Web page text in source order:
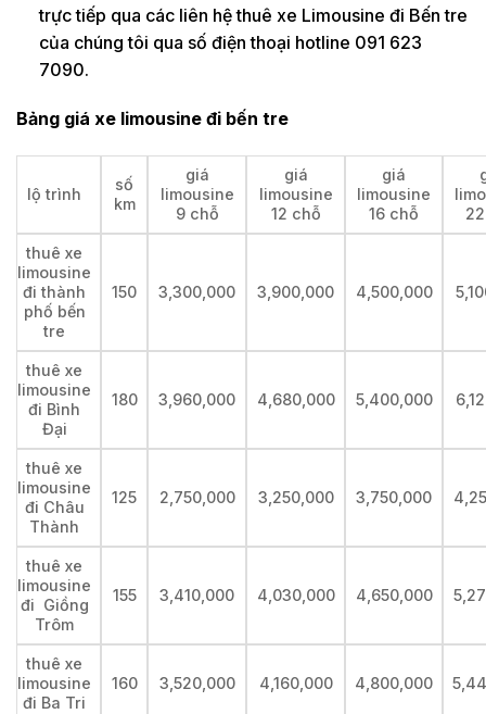
trực tiếp qua các liên hệ thuê xe Limousine đi Bến tre
của chúng tôi qua số điện thoại hotline 091 623
7090.
Bảng giá xe limousine đi bến tre
lộ trình
số
km
giá
limousine
9 chỗ
giá
limousine
12 chỗ
giá
limousine
16 chỗ
thuê xe
limousine
đi thành
phố bến
tre
150 3,300,000 3,900,000 4,500,000
thuê xe
limousine
đi Bình
Đại
180 3,960,000 4,680,000 5,400,000
thuê xe
limousine
đi Châu
Thành
125 2,750,000 3,250,000 3,750,000
thuê xe
limousine
đi Giồng
Trôm
155 3,410,000 4,030,000 4,650,000
thuê xe
limousine
đi Ba Tri
160 3,520,000 4,160,000 4,800,000